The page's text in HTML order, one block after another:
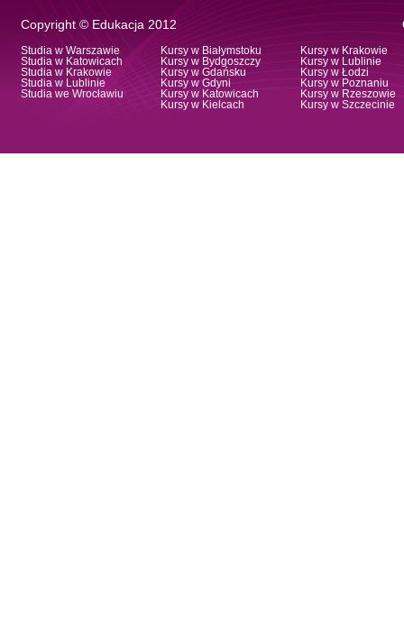
Copyright © Edukacja 2012
Studia w Warszawie
Studia w Katowicach
Studia w Krakowie
Studia w Lublinie
Studia we Wrocławiu
Kursy w Białymstoku
Kursy w Bydgoszczy
Kursy w Gdańsku
Kursy w Gdyni
Kursy w Katowicach
Kursy w Kielcach
Kursy w Krakowie
Kursy w Lublinie
Kursy w Łodzi
Kursy w Poznaniu
Kursy w Rzeszowie
Kursy w Szczecinie